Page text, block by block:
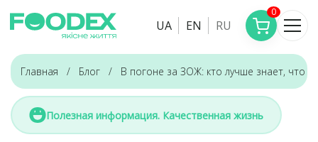
UA EN RU
0
Главная Блог В погоне за ЗОЖ: кто лучше знает, что
Полезная информация. Качественная жизнь